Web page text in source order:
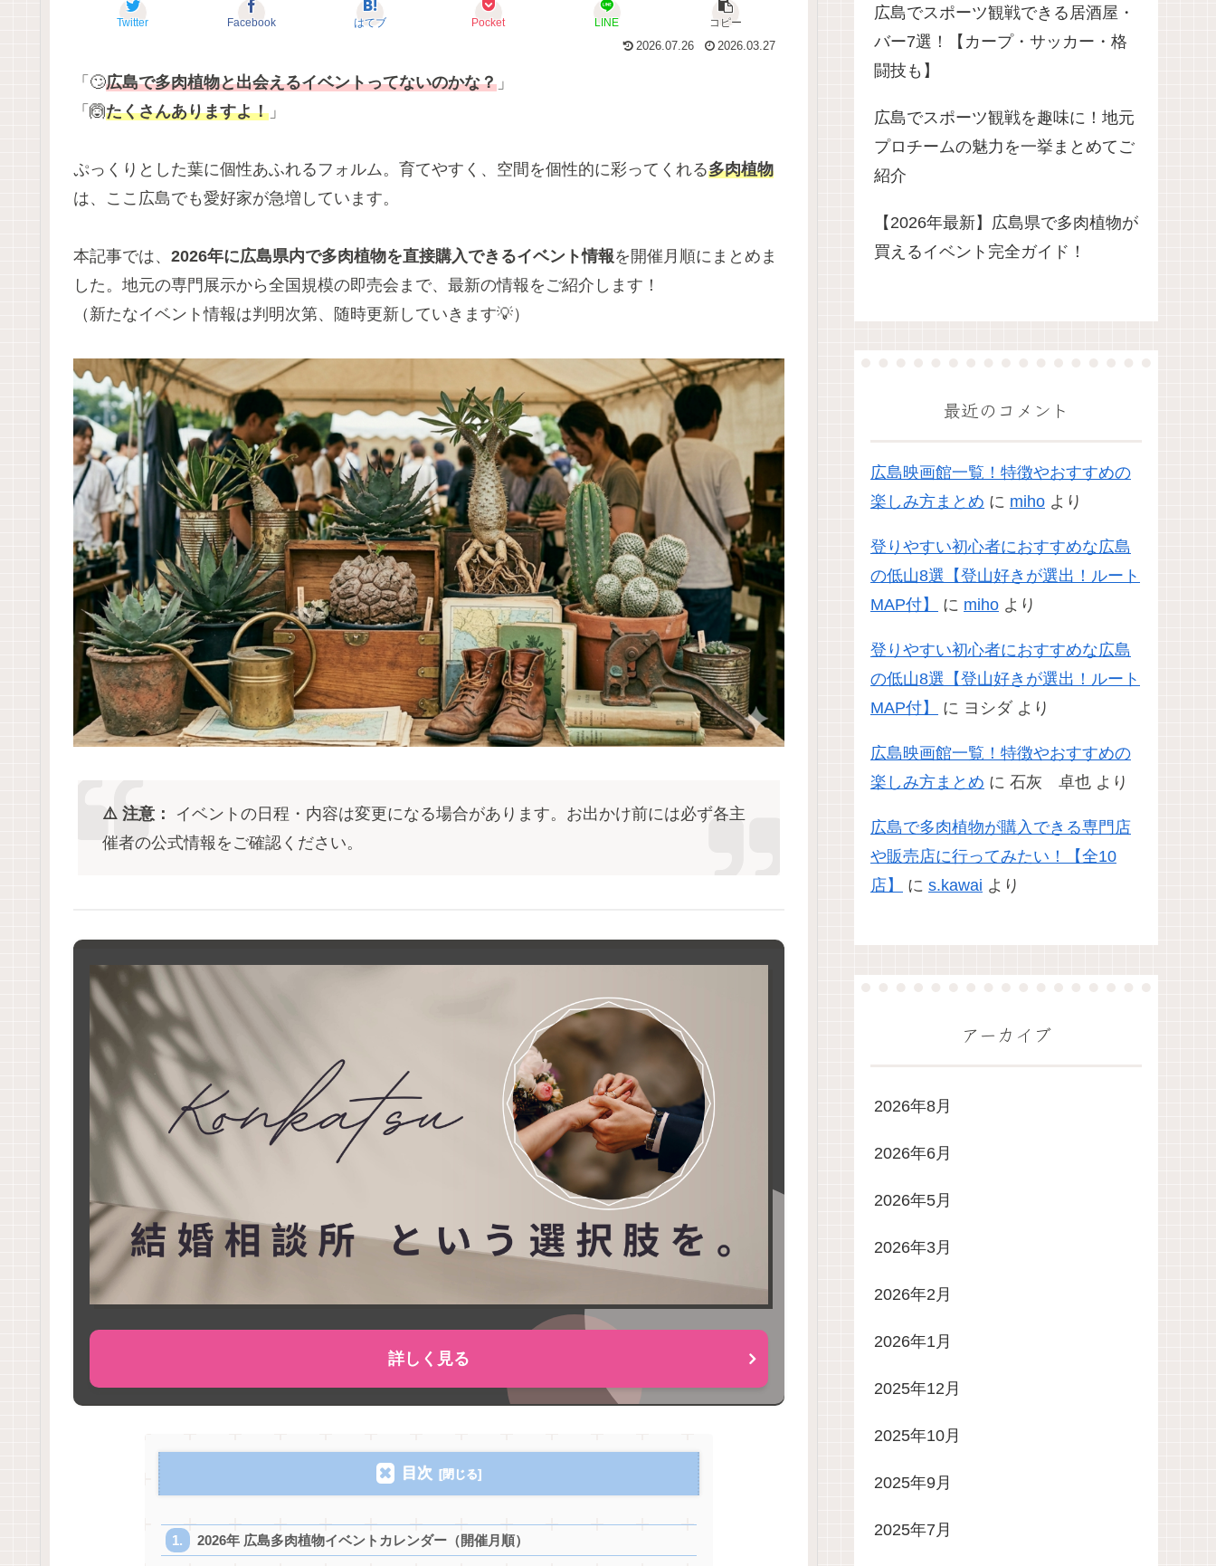
Twitter Facebook はてブ Pocket LINE
コピー
2026.07.26
2026.03.27
「🙄広島で多肉植物と出会えるイベントってないのかな？ 」
「🙆たくさんありますよ！ 」
ぷっくりとした葉に個性あふれるフォルム。育てやすく、空間を個性的に彩ってくれる多肉植物
は、ここ広島でも愛好家が急増しています。
本記事では、 2026年に広島県内で多肉植物を直接購入できるイベント情報を開催月順にまとめま
した。地元の専門展示から全国規模の即売会まで、最新の情報をご紹介します！
（新たなイベント情報は判明次第、随時更新していきます💡）
⚠️ 注意：
イベントの日程・内容は変更になる場合があります。お出かけ前には必ず各主
催者の公式情報をご確認ください。
詳しく見る
目次
2026年 広島多肉植物イベントカレンダー（開催月順）
広島でスポーツ観戦できる居酒屋・
バー7選！【カープ・サッカー・格
闘技も】
広島でスポーツ観戦を趣味に！地元
プロチームの魅力を一挙まとめてご
紹介
【2026年最新】広島県で多肉植物が
買えるイベント完全ガイド！
最近のコメント
広島映画館一覧！特徴やおすすめの
楽しみ方まとめ に miho より
登りやすい初心者におすすめな広島
の低山8選【登山好きが選出！ルート
MAP付】
に miho より
登りやすい初心者におすすめな広島
の低山8選【登山好きが選出！ルート
MAP付】
に ヨシダ より
広島映画館一覧！特徴やおすすめの
楽しみ方まとめ に 石灰 卓也 より
広島で多肉植物が購入できる専門店
や販売店に行ってみたい！【全10
店】
に s.kawai より
アーカイブ
2026年8月
2026年6月
2026年5月
2026年3月
2026年2月
2026年1月
2025年12月
2025年10月
2025年9月
2025年7月